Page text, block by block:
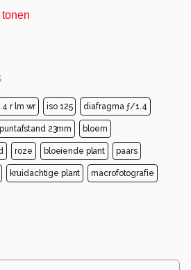
r lm wr iso 125 diafragma ƒ/1.4
23mm bloem
roze bloeiende plant paars
kruidachtige plant macrofotografie